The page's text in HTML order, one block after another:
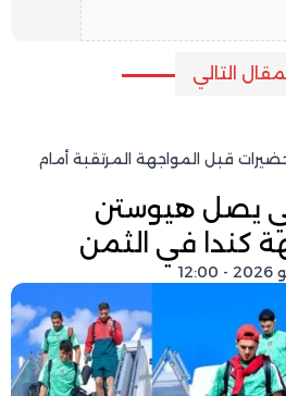
التالي
قبل المواجهة المرتقبة أمام
يصل هيوستن
كندا في الثمن